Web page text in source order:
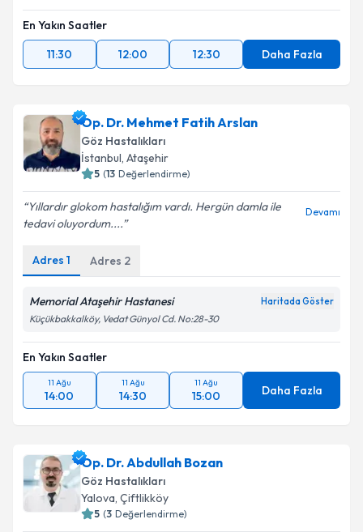
En Yakın Saatler
11:30
12:00 12:30 Daha Fazla
Op. Dr. Mehmet Fatih Arslan
Göz Hastalıkları
İstanbul, Ataşehir
5 (13 Değerlendirme)
Yıllardır glokom hastalığım vardı. Hergün damla ile
tedavi oluyordum....
Devamı
Adres 1 Adres 2
Memorial Ataşehir Hastanesi Haritada Göster
Küçükbakkalköy, Vedat Günyol Cd. No:28-30
En Yakın Saatler
11 Ağu
14:00
11 Ağu
14:30
11 Ağu
15:00 Daha Fazla
Op. Dr. Abdullah Bozan
Göz Hastalıkları
Yalova, Çiftlikköy
5 (3 Değerlendirme)